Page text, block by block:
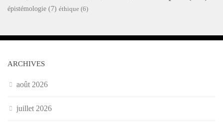
épistémologie (7) éthique (6)
ARCHIVES
août 2026
juillet 2026